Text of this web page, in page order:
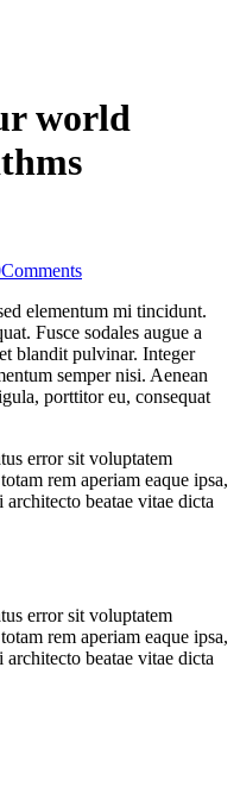
world
Comments
elementum mi tincidunt.
Fusce sodales augue a
blandit pulvinar. Integer
semper nisi. Aenean
porttitor eu, consequat
error sit voluptatem
rem aperiam eaque ipsa,
beatae vitae dicta
error sit voluptatem
rem aperiam eaque ipsa,
beatae vitae dicta